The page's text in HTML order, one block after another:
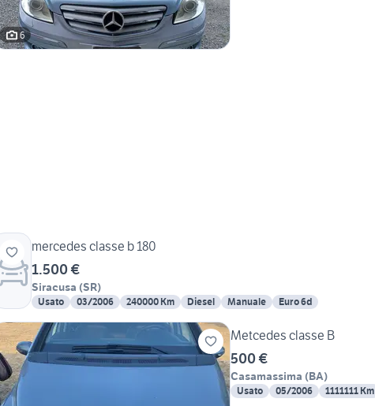
6
mercedes classe b 180
1.500 €
Siracusa (SR)
Usato 03/2006 240000 Km Diesel Manuale Euro 6d
Metcedes classe B
500 €
Casamassima (BA)
Usato 05/2006 1111111 Km